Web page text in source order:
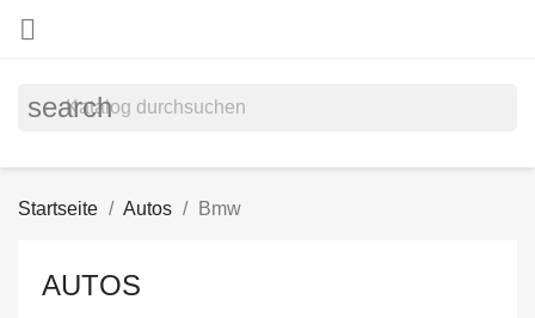

search
Startseite Autos Bmw
AUTOS